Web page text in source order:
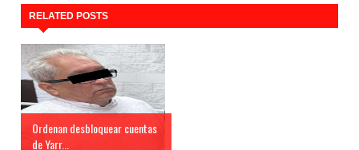
RELATED POSTS
Ordenan desbloquear cuentas
de Yarr...